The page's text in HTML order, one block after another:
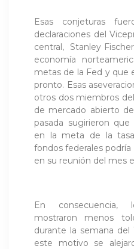
Esas conjeturas
declaraciones del
central, Stanley
economía
metas de la Fed y que
pronto. Esas
otros dos miembros
de mercado abierto
pasada sugirieron
en la meta de la
fondos federales
en su reunión del mes
En consecuencia,
mostraron menos
durante la semana
este motivo se